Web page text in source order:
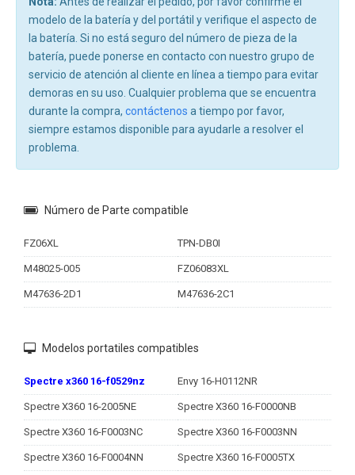
modelo de la batería y del portátil y verifique el aspecto de
la batería. Si no está seguro del número de pieza de la
batería, puede ponerse en contacto con nuestro grupo de
servicio de atención al cliente en línea a tiempo para evitar
demoras en su uso. Cualquier problema que se encuentra
durante la compra, contáctenos a tiempo por favor,
siempre estamos disponible para ayudarle a resolver el
problema.
Número de Parte compatible
FZ06XL TPN-DB0I
M48025-005 FZ06083XL
M47636-2D1 M47636-2C1
Modelos portatiles compatibles
Spectre x360 16-f0529nz Envy 16-H0112NR
Spectre X360 16-2005NE Spectre X360 16-F0000NB
Spectre X360 16-F0003NC Spectre X360 16-F0003NN
Spectre X360 16-F0004NN Spectre X360 16-F0005TX